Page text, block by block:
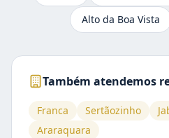
Alto da Boa Vista
Também atendemos
Franca Sertãozinho
Araraquara